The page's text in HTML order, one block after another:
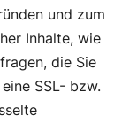
und zum
Inhalte, wie
die Sie
SSL- bzw.